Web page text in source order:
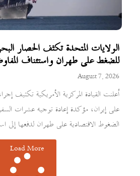
الولايات المتحدة تكثف الحصار
للضغط على طهران واستئناف
August 7, 2026
أعلنت القيادة المركزية الأمريكية تكثيف
على إيران، مؤكدة إعادة توجيه عشرات
الضغوط الاقتصادية على طهران لدفعها إلى
Load More